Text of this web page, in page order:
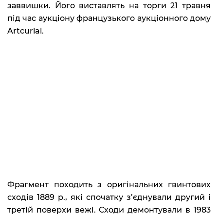
заввишки. Його виставлять на торги 21 травня
під час аукціону французького аукціонного дому
Artcurial.
Фрагмент походить з оригінальних гвинтових
сходів 1889 р., які спочатку з’єднували другий і
третій поверхи вежі. Сходи демонтували в 1983